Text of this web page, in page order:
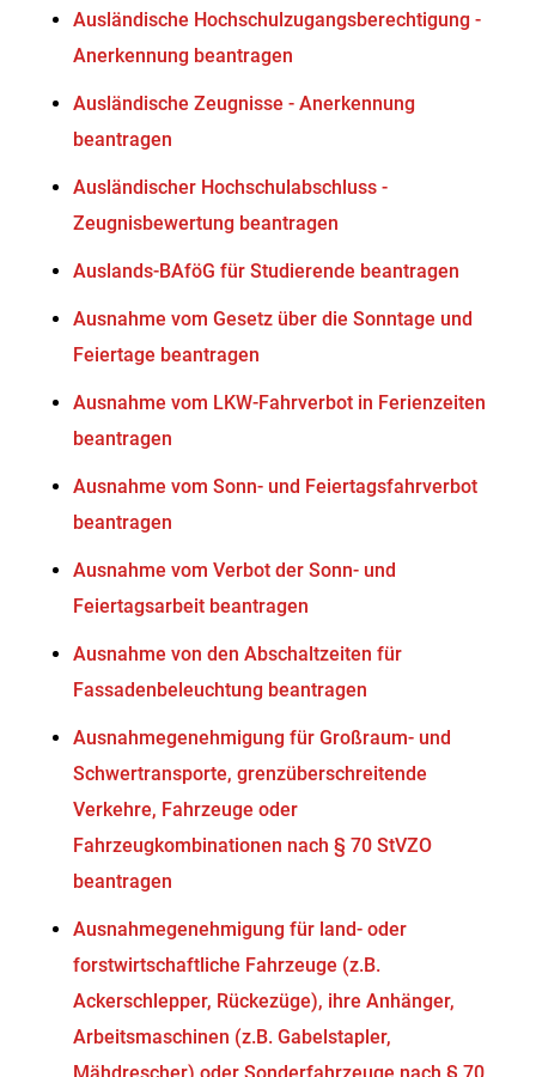
Ausländische Hochschulzugangsberechtigung -
Anerkennung beantragen
Ausländische Zeugnisse - Anerkennung
beantragen
Ausländischer Hochschulabschluss -
Zeugnisbewertung beantragen
Auslands-BAföG für Studierende beantragen
Ausnahme vom Gesetz über die Sonntage und
Feiertage beantragen
Ausnahme vom LKW-Fahrverbot in Ferienzeiten
beantragen
Ausnahme vom Sonn- und Feiertagsfahrverbot
beantragen
Ausnahme vom Verbot der Sonn- und
Feiertagsarbeit beantragen
Ausnahme von den Abschaltzeiten für
Fassadenbeleuchtung beantragen
Ausnahmegenehmigung für Großraum- und
Schwertransporte, grenzüberschreitende
Verkehre, Fahrzeuge oder
Fahrzeugkombinationen nach § 70 StVZO
beantragen
Ausnahmegenehmigung für land- oder
forstwirtschaftliche Fahrzeuge (z.B.
Ackerschlepper, Rückezüge), ihre Anhänger,
Arbeitsmaschinen (z.B. Gabelstapler,